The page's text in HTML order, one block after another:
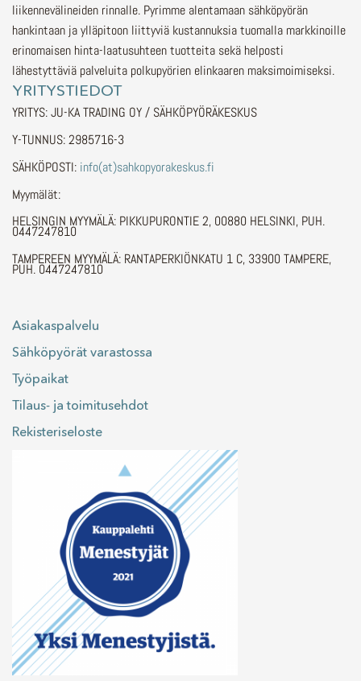
liikennevälineiden rinnalle. Pyrimme alentamaan sähköpyörän
hankintaan ja ylläpitoon liittyviä kustannuksia tuomalla markkinoille
erinomaisen hinta-laatusuhteen tuotteita sekä helposti
lähestyttäviä palveluita polkupyörien elinkaaren maksimoimiseksi.
YRITYSTIEDOT
YRITYS: JU-KA TRADING OY / SÄHKÖPYÖRÄKESKUS
Y-TUNNUS: 2985716-3
SÄHKÖPOSTI: info(at)sahkopyorakeskus.fi
Myymälät:
HELSINGIN MYYMÄLÄ: PIKKUPURONTIE 2, 00880 HELSINKI, PUH.
0447247810
TAMPEREEN MYYMÄLÄ: RANTAPERKIÖNKATU 1 C, 33900 TAMPERE,
PUH. 0447247810
Asiakaspalvelu
Sähköpyörät varastossa
Työpaikat
Tilaus- ja toimitusehdot
Rekisteriseloste